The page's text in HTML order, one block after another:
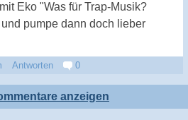
Eko "Was für Trap-Musik?
pumpe dann doch lieber
Antworten 0
anzeigen